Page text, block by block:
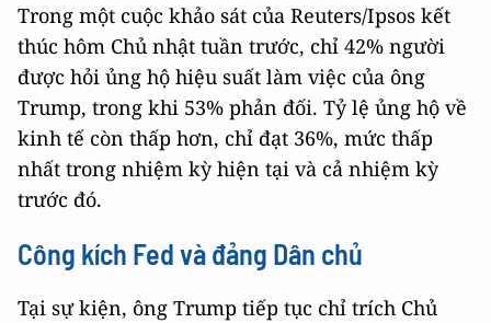
Trong một cuộc khảo sát của Reuters/Ipsos kết
thúc hôm Chủ nhật tuần trước, chỉ 42% người
được hỏi ủng hộ hiệu suất làm việc của ông
Trump, trong khi 53% phản đối. Tỷ lệ ủng hộ về
kinh tế còn thấp hơn, chỉ đạt 36%, mức thấp
nhất trong nhiệm kỳ hiện tại và cả nhiệm kỳ
trước đó.
Công kích Fed và đảng Dân chủ
Tại sự kiện, ông Trump tiếp tục chỉ trích Chủ